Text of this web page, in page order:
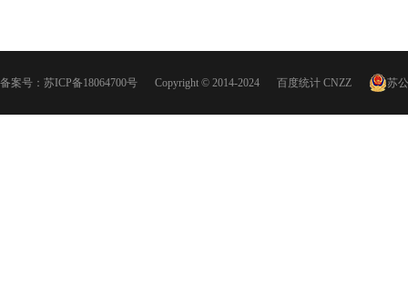
备案号： 苏ICP备18064700号 Copyright © 2014-2024 百度统计 CNZZ 苏